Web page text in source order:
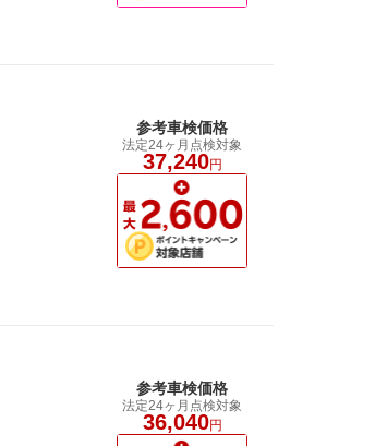
参考車検価格
法定24ヶ月点検対象
37,240円
参考車検価格
法定24ヶ月点検対象
36,040円